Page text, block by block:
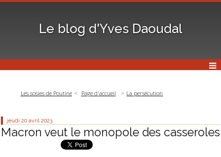
Le blog d'Yves Daoudal
Les sosies de Poutine Page d'accueil La persécution
jeudi 20 avril 2023
Macron veut le monopole des casseroles